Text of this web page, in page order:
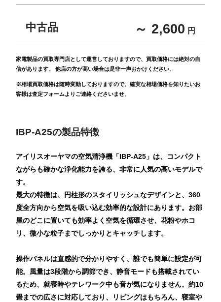
中古品 ～ 2,600 円
家電製品の買取専門店として運営しておりますので、買取価格には絶対の自
信があります。 他店の方が高い場合は是非一声おかけください。
※相場買取価格は随時変動しておりますので、確実な相場価格を知りたいお
客様は査定フォームよりご連絡くださいませ。
IBP-A25の製品特徴
アイリスオーヤマの空気清浄機「IBP-A25」は、コンパクト
ながらも確かな浄化能力を誇る、非常に人気の高いモデルで
す。
最大の特徴は、円柱形のスタイリッシュなデザインと、360
度全方向から空気を吸い込む効率的な設計にあります。お部
屋のどこに置いても効率よく空気を循環させ、花粉やホコ
リ、微小な粒子までしっかりとキャッチします。
操作パネルは直感的で分かりやすく、誰でも簡単に設定が可
能。風量は3段階から調節でき、静音モードも搭載されてい
るため、就寝時やテレワーク中も音が気になりません。約10
畳までの広さに対応しており、リビングはもちろん、寝室や